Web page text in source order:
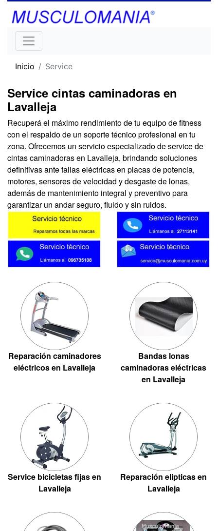
Inicio Service
Service cintas caminadoras en
Lavalleja
Recuperá el máximo rendimiento de tu equipo de fitness
con el respaldo de un soporte técnico profesional en tu
zona. Ofrecemos un servicio especializado de service de
cintas caminadoras en Lavalleja, brindando soluciones
definitivas ante fallas eléctricas en placas de potencia,
motores, sensores de velocidad y desgaste de lonas,
además de mantenimiento integral y preventivo para
garantizar un andar seguro, fluido y sin ruidos.
Reparación caminadores
eléctricos en Lavalleja
Bandas lonas
caminadoras eléctricas
en Lavalleja
Service bicicletas fijas en
Lavalleja
Reparación elipticas en
Lavalleja